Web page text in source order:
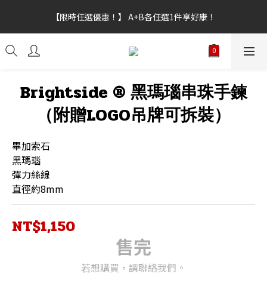
【新功能試營運】會員點數上線，不限訂單金額皆可折抵，折抵點
數無上限。
【限時任選優惠！】 A+B各任選1件享好康！
【新功能試營運】會員點數上線，不限訂單金額皆可折抵，折抵點
數無上限。
Brightside ® 黑瑪瑙串珠手鍊
（附贈LOGO吊牌可拆裝）
畢加索石
黑瑪瑙
彈力絲線
直徑約8mm
NT$1,150
售完
若想購買，請聯絡我們。